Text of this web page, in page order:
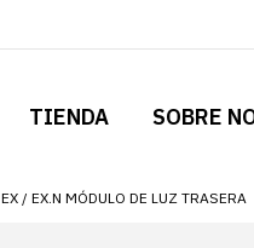
TIENDA SOBRE
EX / EX.N MÓDULO DE LUZ TRASERA